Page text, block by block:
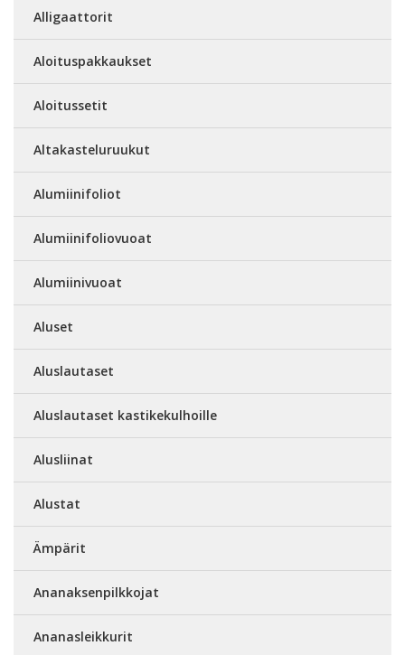
Alligaattorit
Aloituspakkaukset
Aloitussetit
Altakasteluruukut
Alumiinifoliot
Alumiinifoliovuoat
Alumiinivuoat
Aluset
Aluslautaset
Aluslautaset kastikekulhoille
Alusliinat
Alustat
Ämpärit
Ananaksenpilkkojat
Ananasleikkurit